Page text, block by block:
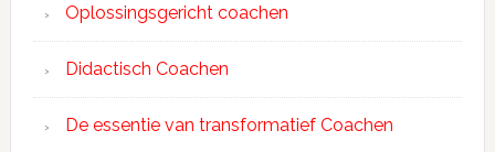
Oplossingsgericht coachen
Didactisch Coachen
De essentie van transformatief Coachen